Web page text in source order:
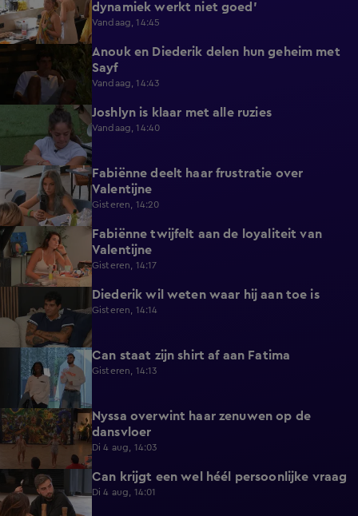
dynamiek werkt niet goed'
Vandaag, 14:45
0:48
Anouk en Diederik delen hun geheim met
Sayf
Vandaag, 14:43
Joshlyn is klaar met alle ruzies
Vandaag, 14:40
0:29
Fabiënne deelt haar frustratie over
Valentijne
Gisteren, 14:20
0:58
Fabiënne twijfelt aan de loyaliteit van
Valentijne
Gisteren, 14:17
Diederik wil weten waar hij aan toe is
Gisteren, 14:14
Can staat zijn shirt af aan Fatima
Gisteren, 14:13
0:35
Nyssa overwint haar zenuwen op de
dansvloer
Di 4 aug, 14:03
0:34 Can krijgt een wel héél persoonlijke vraag
Di 4 aug, 14:01